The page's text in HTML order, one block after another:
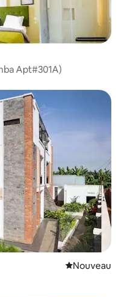
Apt#301A)
Nouvel
Nouveau